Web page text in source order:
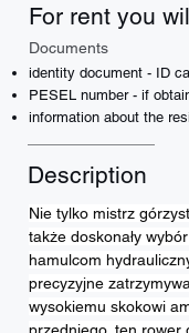
For rent you
Documents
identity document - ID
PESEL number - if
information about the
Description
Nie tylko mistrz
także doskonały
hamulcom
precyzyjne
wysokiemu skokowi